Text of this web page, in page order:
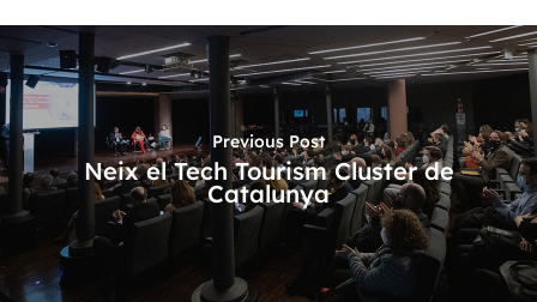
Previous Post
Neix el Tech Tourism Cluster de
Catalunya